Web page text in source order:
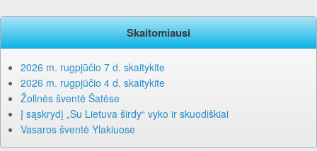
Skaitomiausi
2026 m. rugpjūčio 7 d. skaitykite
2026 m. rugpjūčio 4 d. skaitykite
Žolinės šventė Šatėse
Į sąskrydį „Su Lietuva širdy“ vyko ir skuodiškiai
Vasaros šventė Ylakiuose